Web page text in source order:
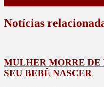
Notícias
MULHER MORRE DE
SEU BEBÊ NASCER